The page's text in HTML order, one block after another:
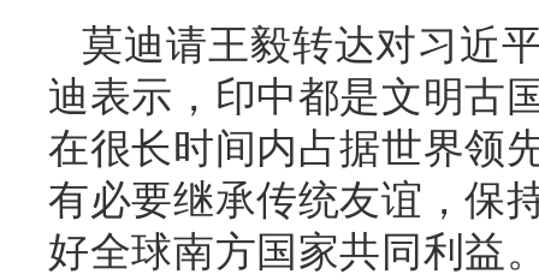
莫迪请王毅转达对习近
迪表示，印中都是文明古
在很长时间内占据世界领
有必要继承传统友谊，保
好全球南方国家共同利益